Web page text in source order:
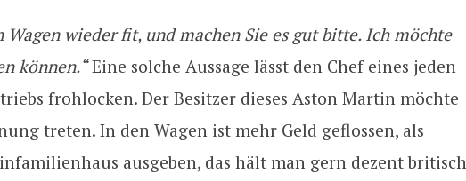
Wagen wieder fit, und machen Sie es gut bitte. Ich möchte
können.“Eine solche Aussage lässt den Chef eines jeden
frohlocken. Der Besitzer dieses Aston Martin möchte
treten. In den Wagen ist mehr Geld geflossen, als
ausgeben, das hält man gern dezent britisch